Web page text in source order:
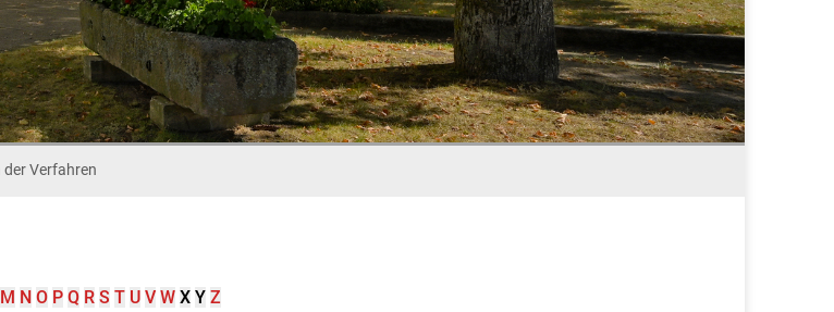
der Verfahren
M N O P Q R S T U V W X Y Z